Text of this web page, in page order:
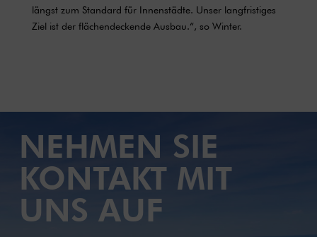
längst zum Standard für Innenstädte. Unser langfristiges
Ziel ist der flächendeckende Ausbau.“, so Winter.
NEHMEN SIE
KONTAKT MIT
UNS AUF